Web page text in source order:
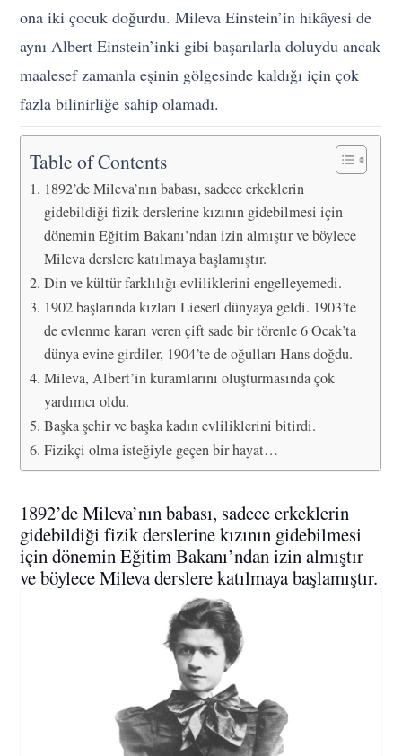
ona iki çocuk doğurdu. Mileva Einstein’in hikâyesi de
aynı Albert Einstein’inki gibi başarılarla doluydu ancak
maalesef zamanla eşinin gölgesinde kaldığı için çok
fazla bilinirliğe sahip olamadı.
Table of Contents
1892’de Mileva’nın babası, sadece erkeklerin
gidebildiği fizik derslerine kızının gidebilmesi için
dönemin Eğitim Bakanı’ndan izin almıştır ve böylece
Mileva derslere katılmaya başlamıştır.
Din ve kültür farklılığı evliliklerini engelleyemedi.
1902 başlarında kızları Lieserl dünyaya geldi. 1903’te
de evlenme kararı veren çift sade bir törenle 6 Ocak’ta
dünya evine girdiler, 1904’te de oğulları Hans doğdu.
Mileva, Albert’in kuramlarını oluşturmasında çok
yardımcı oldu.
Başka şehir ve başka kadın evliliklerini bitirdi.
Fizikçi olma isteğiyle geçen bir hayat…
1892’de Mileva’nın babası, sadece erkeklerin
gidebildiği fizik derslerine kızının gidebilmesi
için dönemin Eğitim Bakanı’ndan izin almıştır
ve böylece Mileva derslere katılmaya başlamıştır.